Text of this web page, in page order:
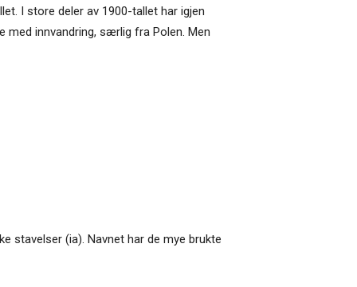
I store deler av 1900-tallet har igjen
innvandring, særlig fra Polen. Men
stavelser (ia). Navnet har de mye brukte